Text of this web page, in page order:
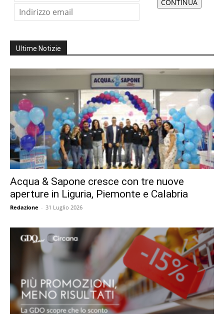
Ultime Notizie
Acqua & Sapone cresce con tre nuove
aperture in Liguria, Piemonte e Calabria
Redazione - 31 Luglio 2026